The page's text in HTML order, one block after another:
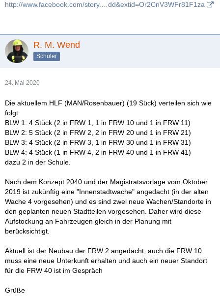
http://www.facebook.com/story.…dd&extid=Or2CnV3WFr81F1za
R. M. Wend
Schüler
24. Mai 2020
Die aktuellem HLF (MAN/Rosenbauer) (19 Sück) verteilen sich wie
folgt:
BLW 1: 4 Stück (2 in FRW 1, 1 in FRW 10 und 1 in FRW 11)
BLW 2: 5 Stück (2 in FRW 2, 2 in FRW 20 und 1 in FRW 21)
BLW 3: 4 Stück (2 in FRW 3, 1 in FRW 30 und 1 in FRW 31)
BLW 4: 4 Stück (1 in FRW 4, 2 in FRW 40 und 1 in FRW 41)
dazu 2 in der Schule.
Nach dem Konzept 2040 und der Magistratsvorlage vom Oktober
2019 ist zukünftig eine "Innenstadtwache" angedacht (in der alten
Wache 4 vorgesehen) und es sind zwei neue Wachen/Standorte in
den geplanten neuen Stadtteilen vorgesehen. Daher wird diese
Aufstockung an Fahrzeugen gleich in der Planung mit
berücksichtigt.
Aktuell ist der Neubau der FRW 2 angedacht, auch die FRW 10
muss eine neue Unterkunft erhalten und auch ein neuer Standort
für die FRW 40 ist im Gespräch
Grüße